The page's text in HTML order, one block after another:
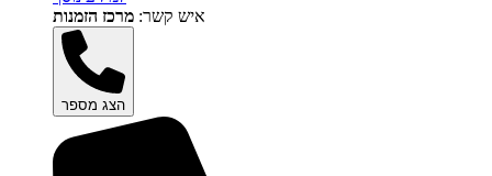
איש קשר: מרכז הזמנות
הצג מספר